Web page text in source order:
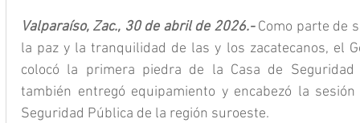
Valparaíso, Zac., 30 de abril de 2026.- Como parte de
la paz y la tranquilidad de las y los zacatecanos, el
colocó la primera piedra de la Casa de Seguridad
también entregó equipamiento y encabezó la
Seguridad Pública de la región suroeste.